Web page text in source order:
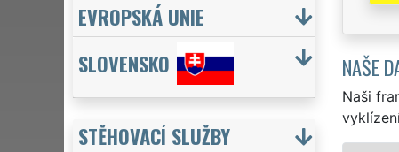
NAŠE
Naši
EVROPSKÁ UNIE
SLOVENSKO
STĚHOVACÍ SLUŽBY